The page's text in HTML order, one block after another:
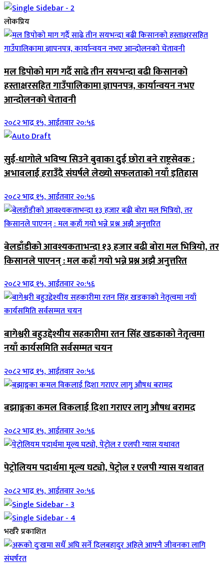
लोकप्रिय
मल डिपोको माग गर्दै साढे तीन सयभन्दा बढी किसानको
हस्ताक्षरसहित गाउँपालिकामा ज्ञापनपत्र, कार्यान्वयन नभए
आन्दोलनको चेतावनी
२०८२ भाद्र १५, आईतवार २०:५६
सुई-धागोले भविष्य सिउने बुवाका दुई छोरा बने राष्ट्रसेवक :
अभावलाई हराउँदै संघर्षले लेख्यो सफलताको नयाँ इतिहास
२०८२ भाद्र १५, आईतवार २०:५६
बेलडाँडीको आवश्यकताभन्दा १३ हजार बढी बोरा मल भित्रियो, तर
किसानले पाएनन् : मल कहाँ गयो भन्ने प्रश्न अझै अनुत्तरित
२०८२ भाद्र १५, आईतवार २०:५६
बागेश्वरी बहुउद्देश्यीय सहकारीमा रतन सिंह खडकाको नेतृत्वमा
नयाँ कार्यसमिति सर्वसम्मत चयन
२०८२ भाद्र १५, आईतवार २०:५६
बझाङ्गका कमल विकलाई दिशा गराएर लागु औषध बरामद
२०८२ भाद्र १५, आईतवार २०:५६
पेट्रोलियम पदार्थमा मूल्य घट्यो, पेट्रोल र एलपी ग्यास यथावत
२०८२ भाद्र १५, आईतवार २०:५६
भर्खरै प्रकाशित